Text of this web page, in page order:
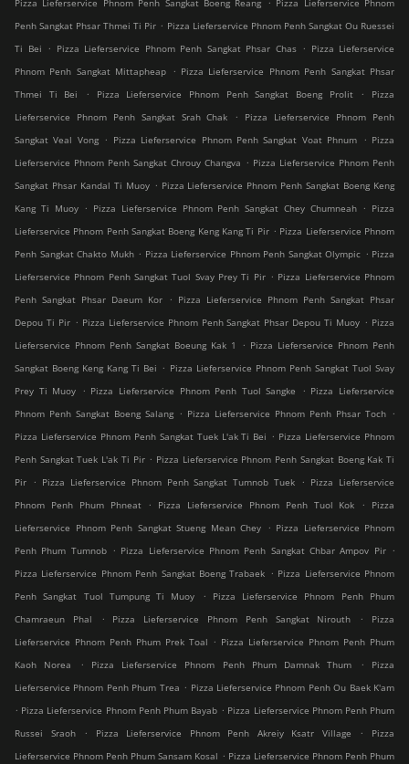
Pizza Lieferservice Phnom Penh Sangkat Boeng Reang
Pizza Lieferservice Phnom
Penh Sangkat Phsar Thmei Ti Pir . Pizza Lieferservice Phnom Penh Sangkat Ou Ruessei
Ti Bei
. Pizza Lieferservice Phnom Penh Sangkat Phsar Chas . Pizza Lieferservice
Phnom Penh Sangkat Mittapheap
. Pizza Lieferservice Phnom Penh Sangkat Phsar
Thmei Ti Bei
. Pizza Lieferservice Phnom Penh Sangkat Boeng Prolit .
Pizza
Lieferservice Phnom Penh Sangkat Srah Chak
.
Pizza Lieferservice Phnom Penh
Sangkat Veal Vong . Pizza Lieferservice Phnom Penh Sangkat Voat Phnum . Pizza
Lieferservice Phnom Penh Sangkat Chrouy Changva . Pizza Lieferservice Phnom Penh
Sangkat Phsar Kandal Ti Muoy . Pizza Lieferservice Phnom Penh Sangkat Boeng Keng
Kang Ti Muoy
. Pizza Lieferservice Phnom Penh Sangkat Chey Chumneah . Pizza
Lieferservice Phnom Penh Sangkat Boeng Keng Kang Ti Pir . Pizza Lieferservice Phnom
Penh Sangkat Chakto Mukh . Pizza Lieferservice Phnom Penh Sangkat Olympic . Pizza
Lieferservice Phnom Penh Sangkat Tuol Svay Prey Ti Pir . Pizza Lieferservice Phnom
Penh Sangkat Phsar Daeum Kor
. Pizza Lieferservice Phnom Penh Sangkat Phsar
Depou Ti Pir . Pizza Lieferservice Phnom Penh Sangkat Phsar Depou Ti Muoy . Pizza
Lieferservice Phnom Penh Sangkat Boeung Kak 1
. Pizza Lieferservice Phnom Penh
Sangkat Boeng Keng Kang Ti Bei . Pizza Lieferservice Phnom Penh Sangkat Tuol Svay
Prey Ti Muoy
. Pizza Lieferservice Phnom Penh Tuol Sangke . Pizza Lieferservice
Phnom Penh Sangkat Boeng Salang . Pizza Lieferservice Phnom Penh Phsar Toch .
Pizza Lieferservice Phnom Penh Sangkat Tuek L'ak Ti Bei . Pizza Lieferservice Phnom
Penh Sangkat Tuek L'ak Ti Pir . Pizza Lieferservice Phnom Penh Sangkat Boeng Kak Ti
Pir
. Pizza Lieferservice Phnom Penh Sangkat Tumnob Tuek . Pizza Lieferservice
Phnom Penh Phum Phneat
. Pizza Lieferservice Phnom Penh Tuol Kok .
Pizza
Lieferservice Phnom Penh Sangkat Stueng Mean Chey
. Pizza Lieferservice Phnom
Penh Phum Tumnob . Pizza Lieferservice Phnom Penh Sangkat Chbar Ampov Pir .
Pizza Lieferservice Phnom Penh Sangkat Boeng Trabaek . Pizza Lieferservice Phnom
Penh Sangkat Tuol Tumpung Ti Muoy
.
Pizza Lieferservice Phnom Penh Phum
Chamraeun Phal
. Pizza Lieferservice Phnom Penh Sangkat Nirouth .
Pizza
Lieferservice Phnom Penh Phum Prek Toal . Pizza Lieferservice Phnom Penh Phum
Kaoh Norea
. Pizza Lieferservice Phnom Penh Phum Damnak Thum .
Pizza
Lieferservice Phnom Penh Phum Trea . Pizza Lieferservice Phnom Penh Ou Baek K'am
. Pizza Lieferservice Phnom Penh Phum Bayab . Pizza Lieferservice Phnom Penh Phum
Russei Sraoh
. Pizza Lieferservice Phnom Penh Akreiy Ksatr Village .
Pizza
Lieferservice Phnom Penh Phum Sansam Kosal . Pizza Lieferservice Phnom Penh Phum